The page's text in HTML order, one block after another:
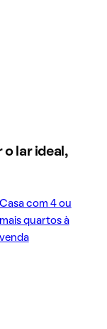
o lar ideal,
Casa com 4 ou
mais quartos à
venda